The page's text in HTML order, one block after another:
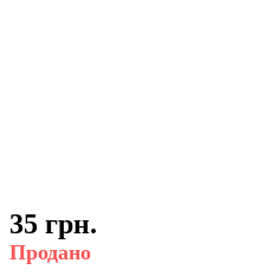
35 грн.
Продано